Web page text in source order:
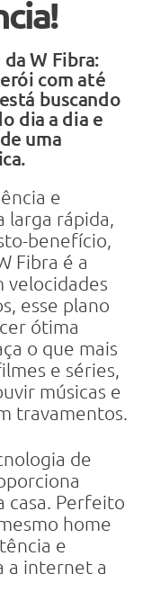
da W Fibra:
com até
buscando
dia a dia e
uma
e
larga rápida,
benefício,
Fibra é a
velocidades
esse plano
ótima
o que mais
e séries,
músicas e
travamentos.
de
casa. Perfeito
home
e
a internet a